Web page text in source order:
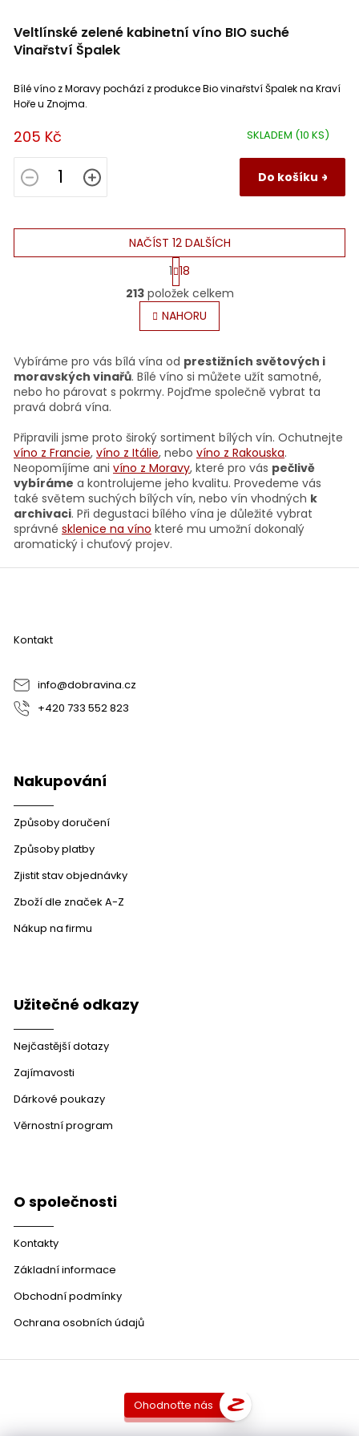
Veltlínské zelené kabinetní víno BIO suché
Vinařství Špalek
SKLADEM (10 KS)
205 Kč
Do košíku
Bílé víno z Moravy pochází z produkce Bio vinařství Špalek na Kraví
Hoře u Znojma.
O
v
l
á
a
c
í
v
k
y
v
ý
p
i
NAČÍST 12 DALŠÍCH
S
t
r
á
n
k
v
á
n
í
1 18
213položek celkem
NAHORU
Vybíráme pro vás bílá vína od prestižních světových i
moravských vinařů. Bílé víno si můžete užít samotné,
nebo ho párovat s pokrmy. Pojďme společně vybrat ta
pravá dobrá vína.
Připravili jsme proto široký sortiment bílých vín. Ochutnejte
víno z Francie, víno z Itálie, nebo víno z Rakouska.
Neopomíjíme ani víno z Moravy, které pro vás pečlivě
vybíráme a kontrolujeme jeho kvalitu. Provedeme vás
také světem suchých bílých vín, nebo vín vhodných k
archivaci. Při degustaci bílého vína je důležité vybrat
správné sklenice na víno které mu umožní dokonalý
aromatický i chuťový projev.
Z
Kontakt
info@dobravina.cz
+420 733 552 823
Nakupování
Způsoby doručení
Způsoby platby
Zjistit stav objednávky
Zboží dle značek A-Z
Nákup na firmu
Užitečné odkazy
Nejčastější dotazy
Zajímavosti
Dárkové poukazy
Věrnostní program
O společnosti
Kontakty
Základní informace
Obchodní podmínky
Ochrana osobních údajů
Ohodnoťte nás